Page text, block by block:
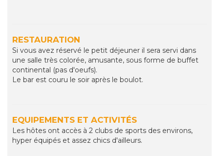
RESTAURATION
Si vous avez réservé le petit déjeuner il sera servi dans
une salle très colorée, amusante, sous forme de buffet
continental (pas d'oeufs).
Le bar est couru le soir après le boulot.
EQUIPEMENTS ET ACTIVITÉS
Les hôtes ont accès à 2 clubs de sports des environs,
hyper équipés et assez chics d'ailleurs.